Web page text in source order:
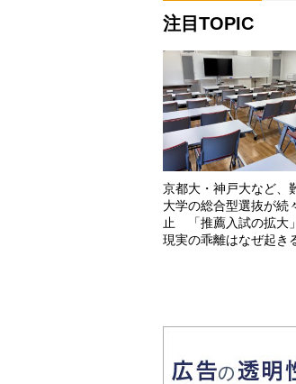
注目TOPIC
京都大・神戸大など、
大学の総合型選抜が続
止 「推薦入試の拡大
現実の乖離はなぜ起き